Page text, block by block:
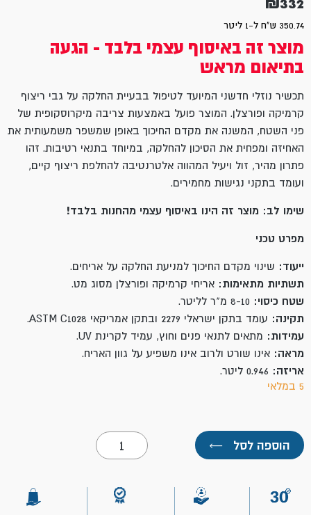
350.74 ש"ח ל-1 ליטר
מוצר זה באיסוף עצמי בלבד - הגעה
בתיאום מראש
תכשיר נוזלי חדשני המיועד לטיפול בבעיית החלקה על גבי ריצוף
קרמיקה ופורצלן. המוצר פועל באמצעות צריבה מיקרוסקופית של
פני השטח, המשנה את מקדם החיכוך באופן שמשפר משמעותית את
האחיזה ומפחית את הסיכון להחלקה, במיוחד בתנאי רטיבות. זהו
פתרון מהיר, זול ויעיל המהווה אלטרנטיבה להחלפת ריצוף קיים,
ועומד בתקני נגישות מחמירים.
שימו לב: מוצר זה הינו באיסוף עצמי מהחנות בלבד!
מפרט טכני
ייעוד: שינוי מקדם החיכוך למניעת החלקה על אריחים.
תשתיות מתאימות: אריחי קרמיקה ופורצלן מסוג מט.
שטח כיסוי:
תקינה: עומד בתקן ישראלי 2279 ובתקן אמריקאי ASTM C1028.
עמידות: מתאים לתנאי פנים וחוץ, עמיד לקרינת UV.
מראה: אינו שורט ולרוב אינו משפיע על גוון האריח.
אריזה:
5 במלאי
הוספה לסל ←
כמות
של
אנטי
לקרימיקה
ופורצלן